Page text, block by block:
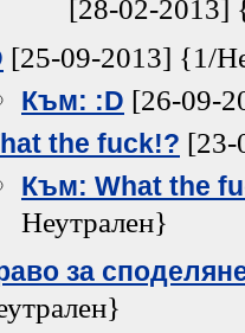
[28-02-2013]
[25-09-2013] {1/
Към: :D [26-09-
the fuck!? [23-
Към: What the
Неутрален}
за